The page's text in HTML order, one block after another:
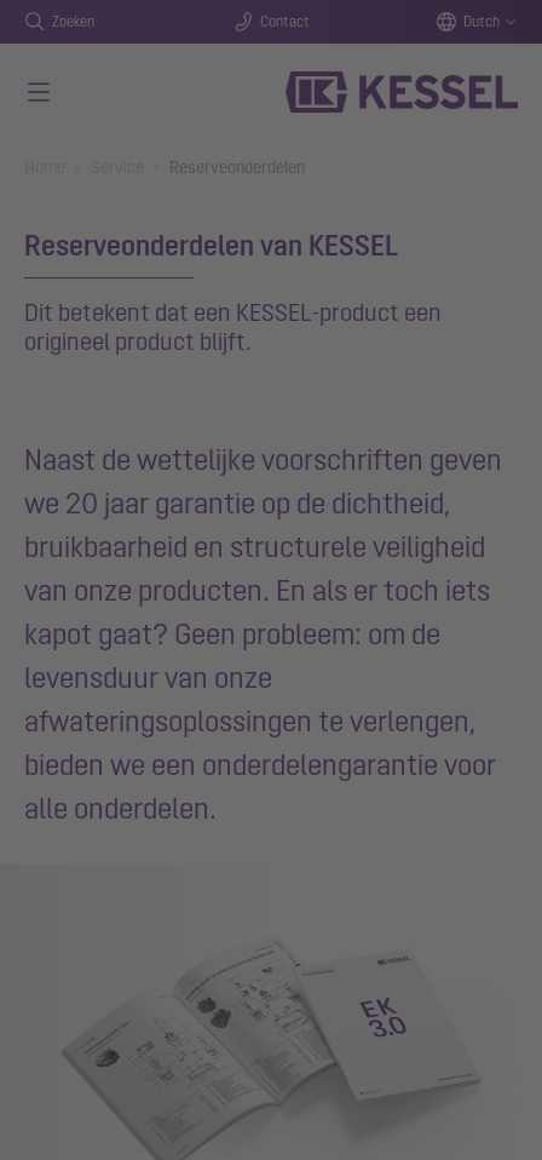
Zoeken Contact Dutch
Reserveonderdelen
Reserveonderdelen van KESSEL
Dit betekent dat een KESSEL-product een
origineel product blijft.
Naast de wettelijke voorschriften geven
we 20 jaar garantie op de dichtheid,
bruikbaarheid en structurele veiligheid
van onze producten. En als er toch iets
kapot gaat? Geen probleem: om de
levensduur van onze
afwateringsoplossingen te verlengen,
bieden we een onderdelengarantie voor
alle onderdelen.